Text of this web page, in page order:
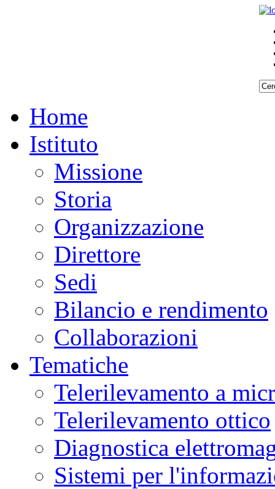
Home
Istituto
Missione
Storia
Organizzazione
Direttore
Sedi
Bilancio e rendimento
Collaborazioni
Tematiche
Telerilevamento a
Telerilevamento ottico
Diagnostica
Sistemi per